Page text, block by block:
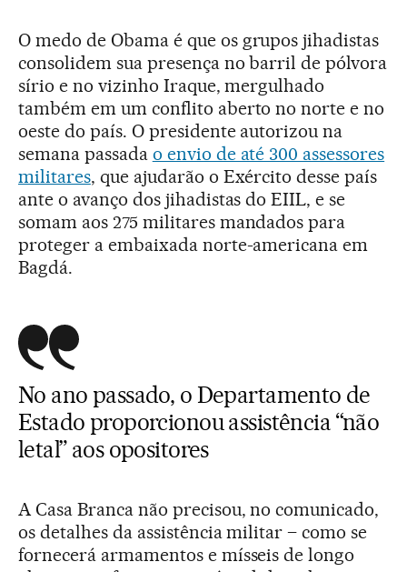
O medo de Obama é que os grupos jihadistas
consolidem sua presença no barril de pólvora
sírio e no vizinho Iraque, mergulhado
também em um conflito aberto no norte e no
oeste do país. O presidente autorizou na
semana passada o envio de até 300 assessores
militares, que ajudarão o Exército desse país
ante o avanço dos jihadistas do EIIL, e se
somam aos 275 militares mandados para
proteger a embaixada norte-americana em
Bagdá.
No ano passado, o Departamento de
Estado proporcionou assistência “não
letal” aos opositores
A Casa Branca não precisou, no comunicado,
os detalhes da assistência militar – como se
fornecerá armamentos e mísseis de longo